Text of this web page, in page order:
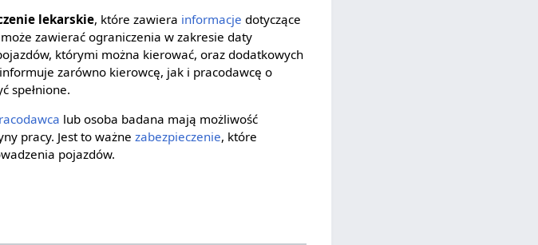
lekarskie, które zawiera informacje dotyczące
zawierać ograniczenia w zakresie daty
którymi można kierować, oraz dodatkowych
zarówno kierowcę, jak i pracodawcę o
spełnione.
lub osoba badana mają możliwość
pracy. Jest to ważnezabezpieczenie, które
pojazdów.